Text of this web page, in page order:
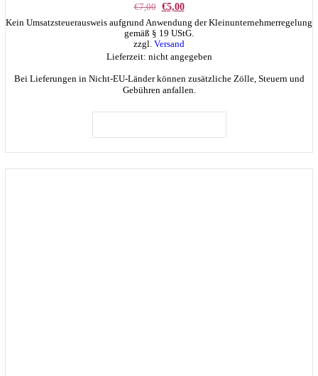
€7,00 Ursprünglicher
Preis
war:
€7,00
€5,00Aktueller
Preis
ist:
€5,00.
Kein Umsatzsteuerausweis aufgrund Anwendung der Kleinunternehmerregelung
gemäß § 19 UStG.
zzgl. Versand
Lieferzeit: nicht angegeben
Bei Lieferungen in Nicht-EU-Länder können zusätzliche Zölle, Steuern und
Gebühren anfallen.